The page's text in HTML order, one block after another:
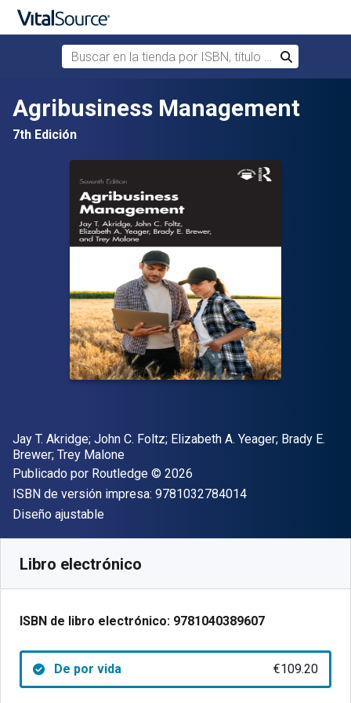
Saltar al contenido principal
Buscar en la tienda por ISBN, título o autor
Buscar
Agribusiness Management
7th Edición
Autor(es)
Jay T. Akridge; John C. Foltz; Elizabeth A. Yeager; Brady E.
Brewer; Trey Malone
Editorial
Publicado por Routledge Copyright
© 2026
ISBN de versión impresa: 9781032784014"ISBN-13
Formato
Diseño ajustable
Libro electrónico
ISBN de libro electrónico: 9781040389607
De por vida €109.20